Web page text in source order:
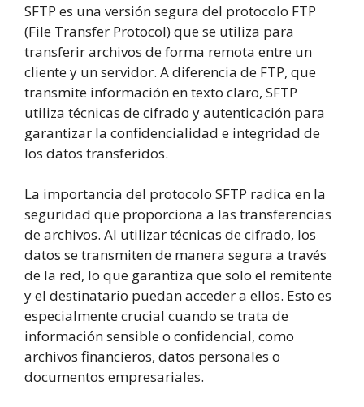
SFTP es una versión segura del protocolo FTP
(File Transfer Protocol) que se utiliza para
transferir archivos de forma remota entre un
cliente y un servidor. A diferencia de FTP, que
transmite información en texto claro, SFTP
utiliza técnicas de cifrado y autenticación para
garantizar la confidencialidad e integridad de
los datos transferidos.
La importancia del protocolo SFTP radica en la
seguridad que proporciona a las transferencias
de archivos. Al utilizar técnicas de cifrado, los
datos se transmiten de manera segura a través
de la red, lo que garantiza que solo el remitente
y el destinatario puedan acceder a ellos. Esto es
especialmente crucial cuando se trata de
información sensible o confidencial, como
archivos financieros, datos personales o
documentos empresariales.